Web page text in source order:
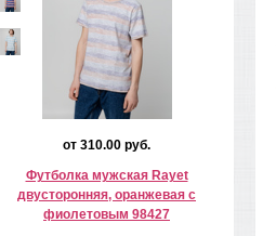
от 310.00 руб.
Футболка мужская Rayet
двусторонняя, оранжевая с
фиолетовым 98427